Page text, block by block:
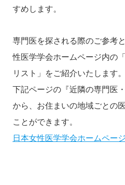
すめします。
専門医を探される際のご参考
性医学学会ホームページ内の
リスト」をご紹介いたします。
下記ページの『近隣の専門医
から、お住まいの地域ごとの
ことができます。
日本女性医学学会ホームページ